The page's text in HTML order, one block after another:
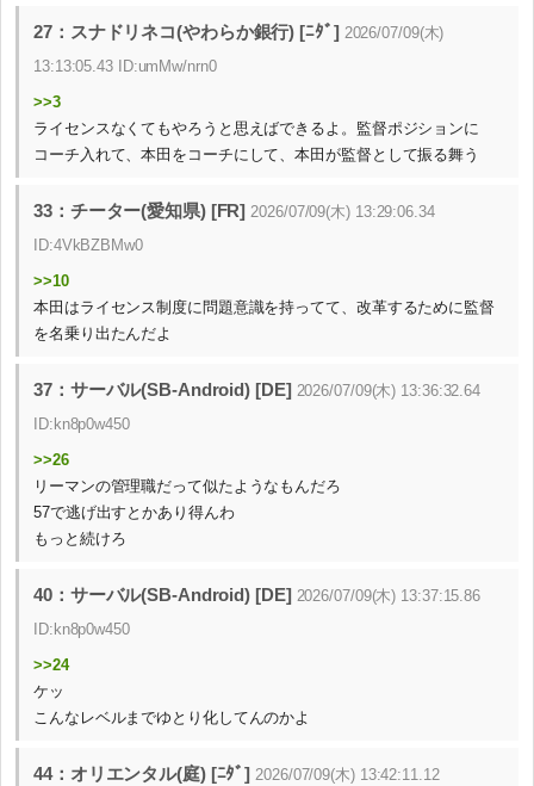
27：スナドリネコ(やわらか銀行) [ﾆﾀﾞ] 2026/07/09(木)
13:13:05.43 ID:umMw/nrn0
>>3
ライセンスなくてもやろうと思えばできるよ。監督ポジションに
コーチ入れて、本田をコーチにして、本田が監督として振る舞う
33：チーター(愛知県) [FR] 2026/07/09(木) 13:29:06.34
ID:4VkBZBMw0
>>10
本田はライセンス制度に問題意識を持ってて、改革するために監督
を名乗り出たんだよ
37：サーバル(SB-Android) [DE] 2026/07/09(木) 13:36:32.64
ID:kn8p0w450
>>26
リーマンの管理職だって似たようなもんだろ
57で逃げ出すとかあり得んわ
もっと続けろ
40：サーバル(SB-Android) [DE] 2026/07/09(木) 13:37:15.86
ID:kn8p0w450
>>24
ケッ
こんなレベルまでゆとり化してんのかよ
44：オリエンタル(庭) [ﾆﾀﾞ] 2026/07/09(木) 13:42:11.12